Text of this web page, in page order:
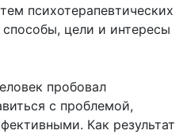
психотерапевтических
цели и интересы
пробовал
с проблемой,
Как результат